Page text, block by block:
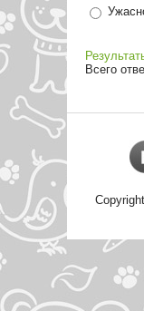
Всего